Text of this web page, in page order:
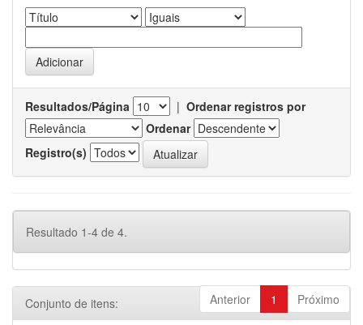
Resultados/Página | Ordenar registros por
Ordenar
Registro(s)
Resultado 1-4 de 4.
Anterior 1 Próximo
Conjunto de itens: